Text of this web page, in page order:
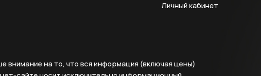
Личный кабинет
внимание на то, что вся информация (включая цены)